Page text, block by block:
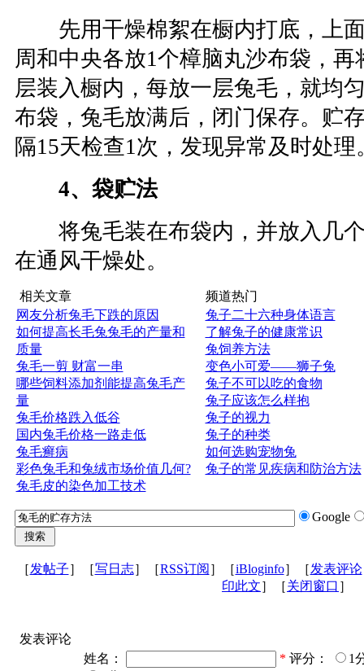
先用干燥棉絮在橱内打底，上面
周和中央各放1个樟脑丸沙布袋，
层装入橱内，每放一层兔毛，就均
布袋，兔毛放满后，闭门保存。贮
隔15天检查1次，发现异常及时处理
4、袋贮法
将兔毛装在布袋内，并放入几个
在通风干燥处。
相关文章
网友分析兔毛下跌的原因
如何提高长毛兔兔毛的产量和
质量
兔毛一剪 财富一串
哪些饲料添加剂能提高兔毛产
量
兔毛价格跌入低谷
国内兔毛价格一路走低
兔毛癣病
彩色兔毛和兔绒市场价值几何?
兔毛皮的染色加工技术
频道热门
兔子二十六种身体语言
了解兔子的健康常识
兔饲养方法
变色小可爱——狮子兔
兔子不可以吃的食物
兔子应该怎么样抱
兔子的视力
兔子的种类
如何选购宠物兔
兔子的常见疾病和防治方法
Google
［发帖子］［写日志］［RSS订阅 ］［iBloginfo］［发表评论
印此文］［关闭窗口 ］
发表评论
姓名：
* 评分：
1